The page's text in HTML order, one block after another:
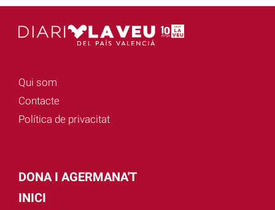
Qui som
Contacte
Política de privacitat
DONA I AGERMANA'T
INICI